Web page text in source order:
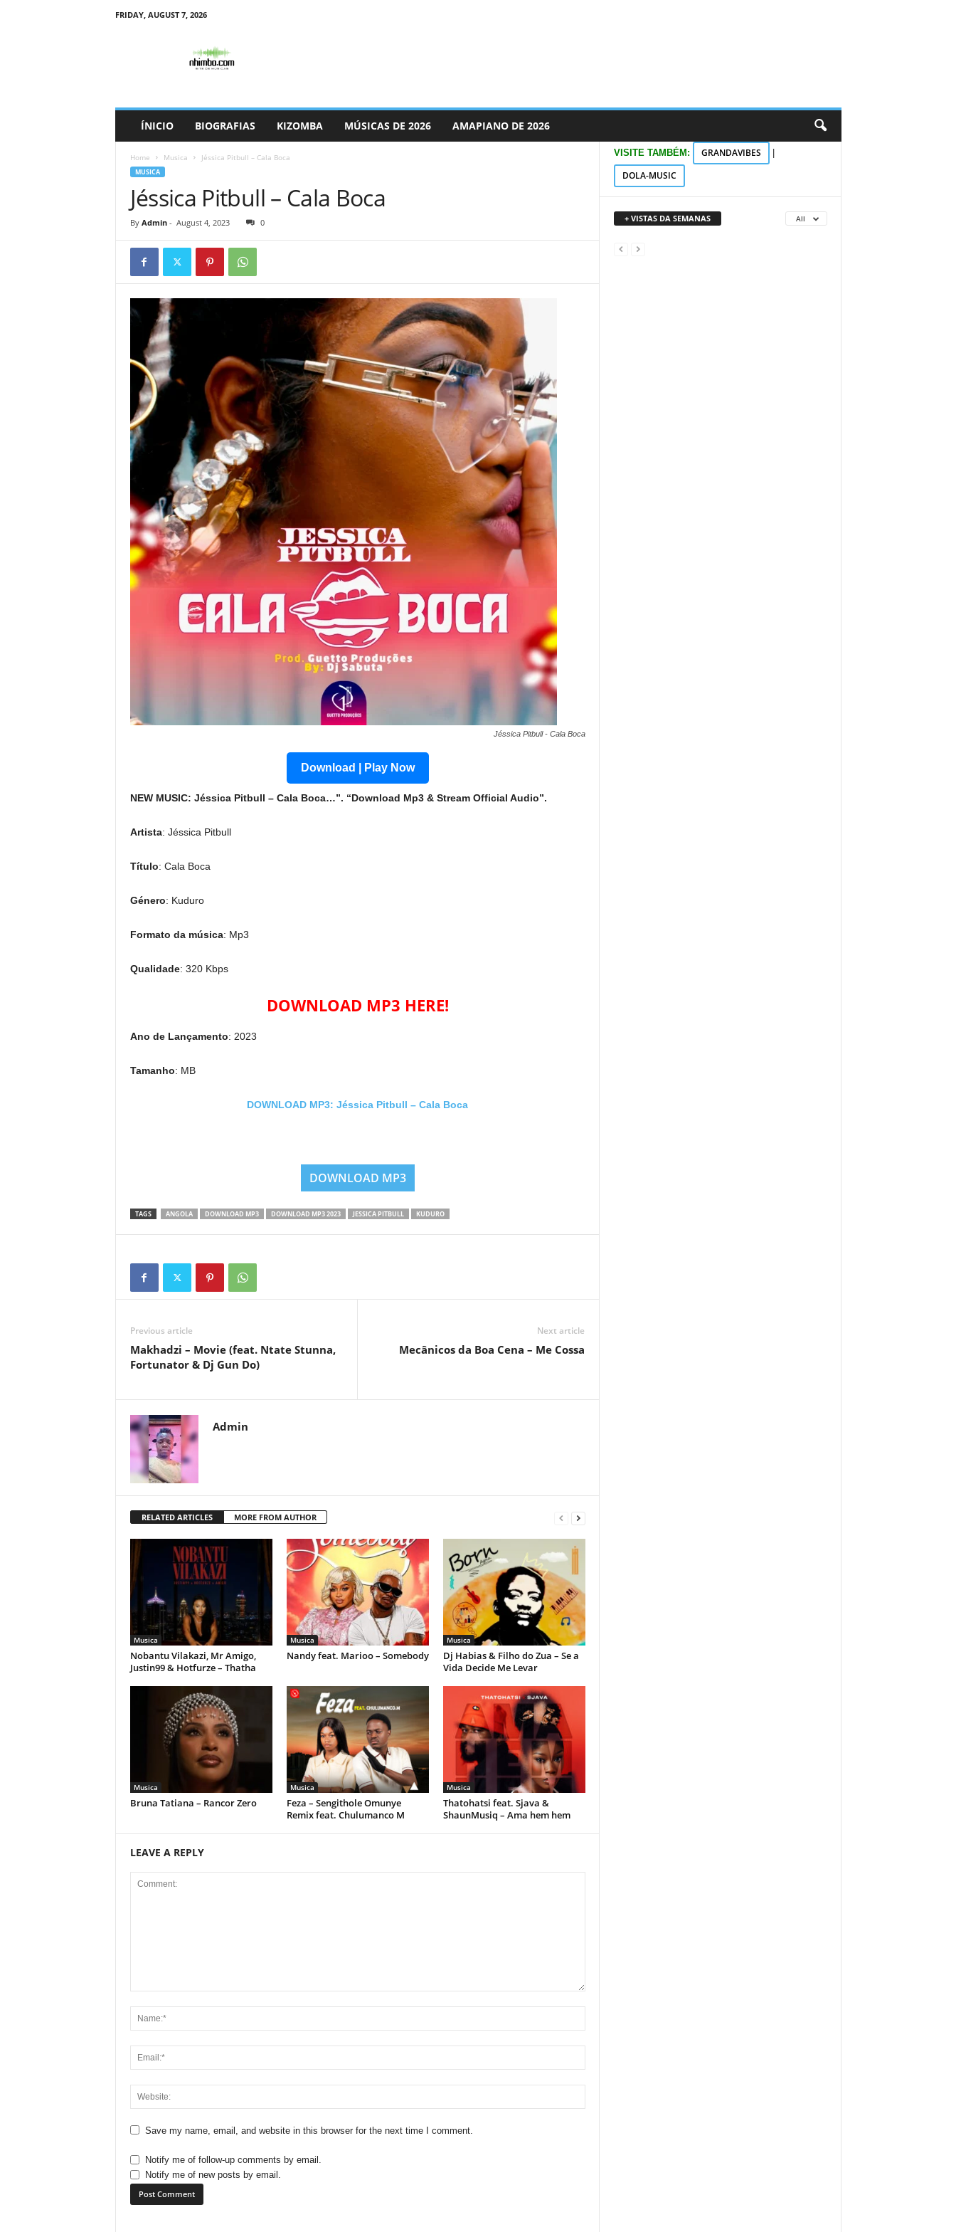
FRIDAY, AUGUST 7, 2026
ÍNICIO BIOGRAFIAS KIZOMBA MÚSICAS DE 2026 AMAPIANO DE 2026
Home Musica Jéssica Pitbull – Cala Boca
MUSICA
Jéssica Pitbull – Cala Boca
By Admin- August 4, 2023 0
Jéssica Pitbull - Cala Boca
Download | Play Now
NEW MUSIC: Jéssica Pitbull – Cala Boca…”. “Download Mp3 & Stream Official Audio”.
Artista: Jéssica Pitbull
Título: Cala Boca
Género: Kuduro
Formato da música: Mp3
Qualidade: 320 Kbps
DOWNLOAD MP3 HERE!
Ano de Lançamento: 2023
Tamanho: MB
DOWNLOAD MP3: Jéssica Pitbull – Cala Boca
DOWNLOAD MP3
TAGS ANGOLA DOWNLOAD MP3 DOWNLOAD MP3 2023 JESSICA PITBULL KUDURO
Previous article
Makhadzi – Movie (feat. Ntate Stunna,
Fortunator & Dj Gun Do)
Next article
Mecânicos da Boa Cena – Me Cossa
Admin
RELATED ARTICLES MORE FROM AUTHOR
Musica
Nobantu Vilakazi, Mr Amigo,
Justin99 & Hotfurze – Thatha
Musica
Nandy feat. Marioo – Somebody
Musica
Dj Habias & Filho do Zua – Se a
Vida Decide Me Levar
Musica
Bruna Tatiana – Rancor Zero
Musica
Feza – Sengithole Omunye
Remix feat. Chulumanco M
Musica
Thatohatsi feat. Sjava &
ShaunMusiq – Ama hem hem
LEAVE A REPLY
Save my name, email, and website in this browser for the next time I comment.
Notify me of follow-up comments by email.
Notify me of new posts by email.
VISITE TAMBÉM: GRANDAVIBES
DOLA-MUSIC
+ VISTAS DA SEMANAS All